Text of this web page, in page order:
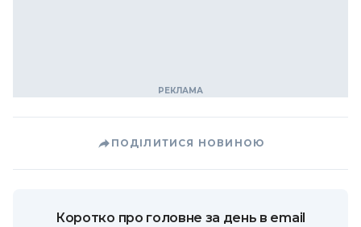
ПОДІЛИТИСЯ НОВИНОЮ
Коротко про головне за день в email